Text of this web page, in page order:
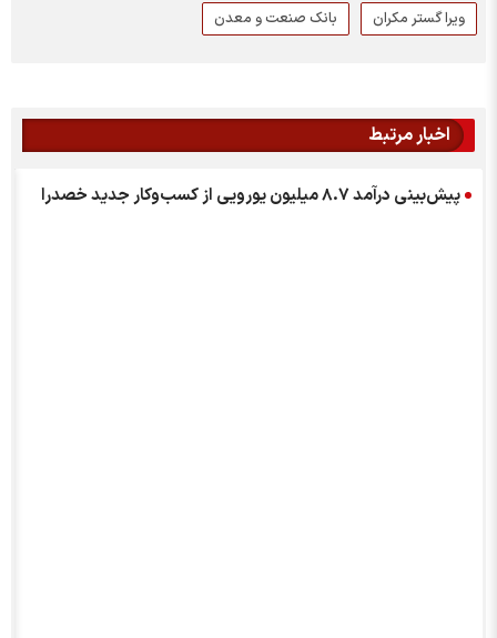
ویرا گستر مکران
بانک صنعت و معدن
اخبار مرتبط
پیش‌بینی درآمد ۸.۷ میلیون یورویی از کسب‌و‌کار جدید خصدرا